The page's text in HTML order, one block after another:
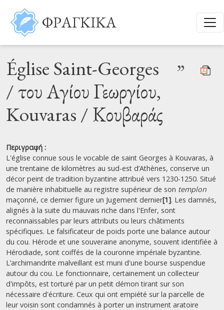
Παράκαμψη προς το κυρίως περιεχόμενο
ΦΡΑΓΚΙΚΑ
Église Saint-Georges
/ του Αγίου Γεωργίου,
Kouvaras / Κουβαράς
”
Περιγραφή :
L'église connue sous le vocable de saint Georges à Kouvaras, à
une trentaine de kilomètres au sud-est d’Athènes, conserve un
décor peint de tradition byzantine attribué vers 1230-1250. Situé
de manière inhabituelle au registre supérieur de son templon
maçonné, ce dernier figure un Jugement dernier[1]. Les damnés,
alignés à la suite du mauvais riche dans l'Enfer, sont
reconnaissables par leurs attributs ou leurs châtiments
spécifiques. Le falsificateur de poids porte une balance autour
du cou. Hérode et une souveraine anonyme, souvent identifiée à
Hérodiade, sont coiffés de la couronne impériale byzantine.
L’archimandrite malveillant est muni d'une bourse suspendue
autour du cou. Le fonctionnaire, certainement un collecteur
d'impôts, est torturé par un petit démon tirant sur son
nécessaire d'écriture. Ceux qui ont empiété sur la parcelle de
leur voisin sont condamnés à porter un instrument aratoire